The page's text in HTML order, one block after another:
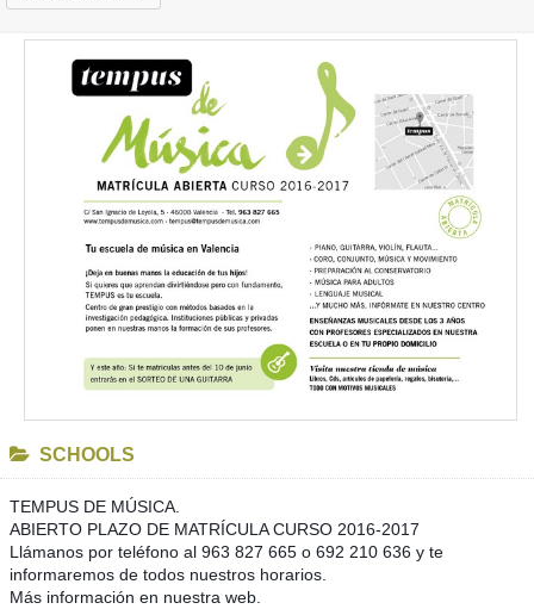
SCHOOLS
TEMPUS DE MÚSICA.
ABIERTO PLAZO DE MATRÍCULA CURSO 2016-2017
Llámanos por teléfono al 963 827 665 o 692 210 636 y te
informaremos de todos nuestros horarios.
Más información en nuestra web.